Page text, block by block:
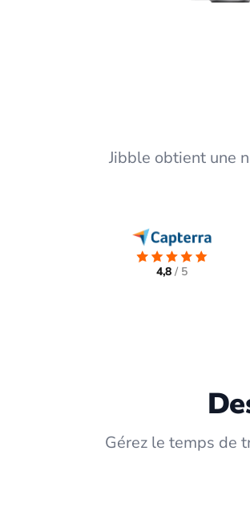
Jibble obtient une
4,8 / 5
Gérez le temps de